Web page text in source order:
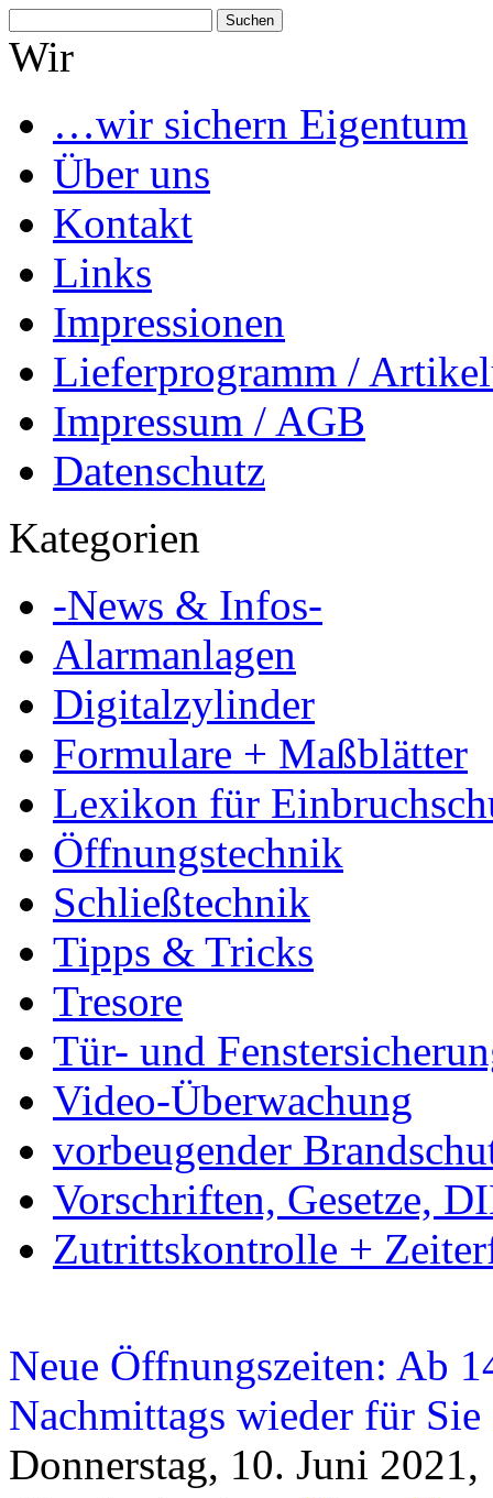
nach:
Wir
…wir sichern Eigentum
Über uns
Kontakt
Links
Impressionen
Lieferprogramm /
Impressum / AGB
Datenschutz
Kategorien
-News & Infos-
Alarmanlagen
Digitalzylinder
Formulare + Maßblätter
Lexikon für
Öffnungstechnik
Schließtechnik
Tipps & Tricks
Tresore
Tür- und
Video-Überwachung
vorbeugender
Vorschriften, Gesetze,
Zutrittskontrolle +
Neue Öffnungszeiten: Ab
Nachmittags wieder für Sie
Donnerstag, 10. Juni 2021,